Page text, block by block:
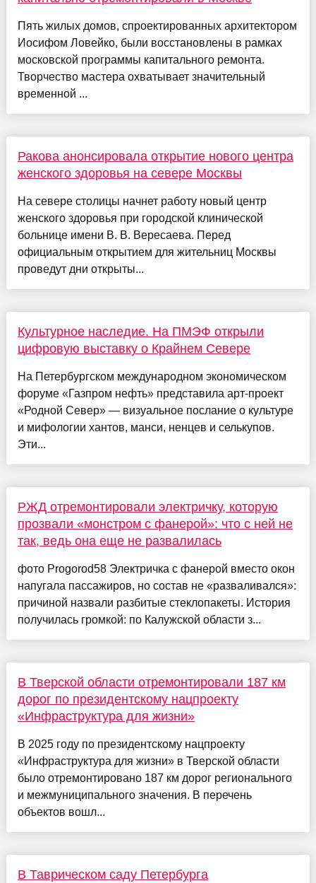
Пять жилых домов, спроектированных архитектором
Иосифом Ловейко, были восстановлены в рамках
московской программы капитального ремонта.
Творчество мастера охватывает значительный
временной ...
Ракова анонсировала открытие нового центра
женского здоровья на севере Москвы
На севере столицы начнет работу новый центр
женского здоровья при городской клинической
больнице имени В. В. Вересаева. Перед
официальным открытием для жительниц Москвы
проведут дни открыты...
Культурное наследие. На ПМЭФ открыли
цифровую выставку о Крайнем Севере
На Петербургском международном экономическом
форуме «Газпром нефть» представила арт-проект
«Родной Север» — визуальное послание о культуре
и мифологии хантов, манси, ненцев и селькупов.
Эти...
РЖД отремонтировали электричку, которую
прозвали «монстром с фанерой»: что с ней не
так, ведь она еще не развалилась
фото Progorod58 Электричка с фанерой вместо окон
напугала пассажиров, но состав не «разваливался»:
причиной назвали разбитые стеклопакеты. История
получилась громкой: по Калужской области з...
В Тверской области отремонтировали 187 км
дорог по президентскому нацпроекту
«Инфраструктура для жизни»
В 2025 году по президентскому нацпроекту
«Инфраструктура для жизни» в Тверской области
было отремонтировано 187 км дорог регионального
и межмуниципального значения. В перечень
объектов вошл...
В Таврическом саду Петербурга